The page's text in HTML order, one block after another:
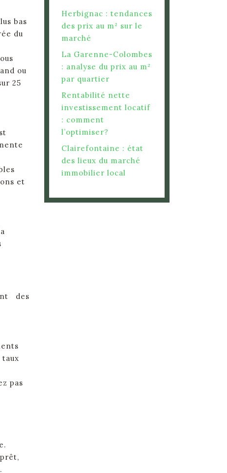
bas
du
ou
25
et
des
pas
Herbignac : tendances
des prix au m² sur le
marché
La Garenne-Colombes
: analyse du prix au m²
par quartier
Rentabilité nette
investissement locatif
: comment
l’optimiser?
Clairefontaine : état
des lieux du marché
immobilier local